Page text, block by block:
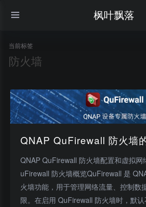
枫叶飘落
当前标签
防火墙
QNAP QuFirewall 防火墙
QNAP QuFirewall 防火墙配置和虚拟网
uFirewall 防火墙概览QuFirewall 是
火墙功能，用于管理网络流量、控制数
限。在启用 QuFirewall 防火墙时，默